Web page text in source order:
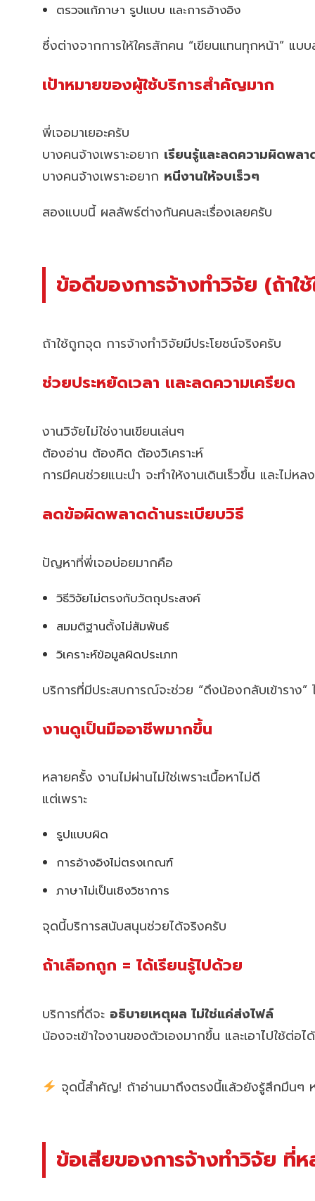
ตรวจแก้ภาษา รูปแบบ และการอ้างอิง
ซึ่งต่างจากการให้ใครสักคน “เขียนแทนทุกหน้า” แบ
เป้าหมายของผู้ใช้บริการสำคัญมาก
พี่เจอมาเยอะครับ
บางคนจ้างเพราะอยาก เรียนรู้และลดความผิดพลา
บางคนจ้างเพราะอยาก หนีงานให้จบเร็วๆ
สองแบบนี้ ผลลัพธ์ต่างกันคนละเรื่องเลยครับ
ข้อดีของการจ้างทำวิจัย (ถ้าใ
ถ้าใช้ถูกจุด การจ้างทำวิจัยมีประโยชน์จริงครับ
ช่วยประหยัดเวลา และลดความเครียด
งานวิจัยไม่ใช่งานเขียนเล่นๆ
ต้องอ่าน ต้องคิด ต้องวิเคราะห์
การมีคนช่วยแนะนำ จะทำให้งานเดินเร็วขึ้น และไม่หล
ลดข้อผิดพลาดด้านระเบียบวิธี
ปัญหาที่พี่เจอบ่อยมากคือ
วิธีวิจัยไม่ตรงกับวัตถุประสงค์
สมมติฐานตั้งไม่สัมพันธ์
วิเคราะห์ข้อมูลผิดประเภท
บริการที่มีประสบการณ์จะช่วย “ดึงน้องกลับเข้าราง”
งานดูเป็นมืออาชีพมากขึ้น
หลายครั้ง งานไม่ผ่านไม่ใช่เพราะเนื้อหาไม่ดี
แต่เพราะ
รูปแบบผิด
การอ้างอิงไม่ตรงเกณฑ์
ภาษาไม่เป็นเชิงวิชาการ
จุดนี้บริการสนับสนุนช่วยได้จริงครับ
ถ้าเลือกถูก = ได้เรียนรู้ไปด้วย
บริการที่ดีจะ อธิบายเหตุผล ไม่ใช่แค่ส่งไฟล์
น้องจะเข้าใจงานของตัวเองมากขึ้น และเอาไปใช้ต่อไ
จุดนี้สำคัญ! ถ้าอ่านมาถึงตรงนี้แล้วยังรู้สึกมึนๆ
ข้อเสียของการจ้างทำวิจัย ที่